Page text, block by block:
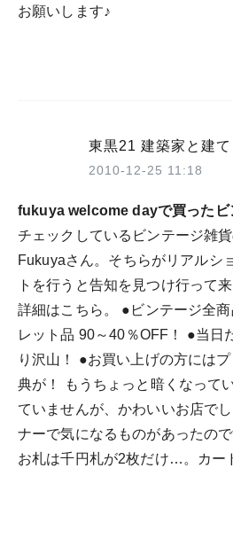
お願いします♪
東黒21 建築家と建
2010-12-25 11:18
fukuya welcome dayで買った
チェックしているビンテージ雑
Fukuyaさん。そちらがリアルシ
トを行うと告知を見つけ行って
詳細はこちら。 ●ビンテージ全
レット品 90～40％OFF！ ●当日
り沢山！ ●お買い上げの方には
典が！ もうちょっと暗くなって
ていませんが、かわいいお店で
ナーで気になるものがあったの
お札は千円札が2枚だけ…。カー